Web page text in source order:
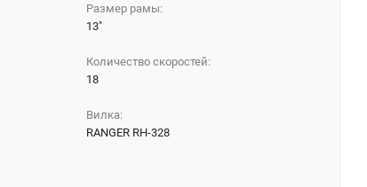
Размер рамы:
13"
Количество скоростей:
18
Вилка:
RANGER RH-328